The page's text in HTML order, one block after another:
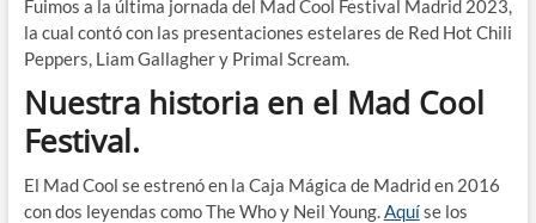
Fuimos a la última jornada del Mad Cool Festival Madrid 2023,
la cual contó con las presentaciones estelares de Red Hot Chili
Peppers, Liam Gallagher y Primal Scream.
Nuestra historia en el Mad Cool
Festival.
El Mad Cool se estrenó en la Caja Mágica de Madrid en 2016
con dos leyendas como The Who y Neil Young.Aquíse los